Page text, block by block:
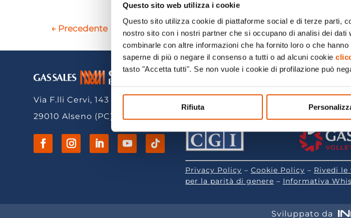
Questo sito web utilizza i cookie
Questo sito utilizza cookie di piattaforme social e di terze parti,
nostro sito con i nostri partner che si occupano di analisi dei
combinarle con altre informazioni che ha fornito loro o che
saperne di più o negare il consenso a tutti o ad alcuni cookie
tasto "Accetta tutti". Se non vuole i cookie di profilazione può
Rifiuta
← Precedente
Via F.lli Cervi, 143
29010 Alseno (PC)
GAS SALES SRL
unipersonale sottoposta alla direzione e
Capitale Sociale euro 10.000.000,00 –
Parte di Main
Privacy Policy – Cookie Policy – Rivedi le
per la parità di genere – Informativa
Sviluppato da